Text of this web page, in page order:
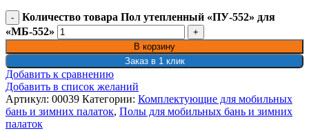
Количество товара Пол утепленный «ПУ-552» для
«МБ-552»
В корзину
Заказ в 1 клик
Добавить к сравнению
Добавить в список желаний
Артикул: 00039 Категории: Комплектующие для мобильных
бань и зимних палаток, Полы для мобильных бань и зимних
палаток